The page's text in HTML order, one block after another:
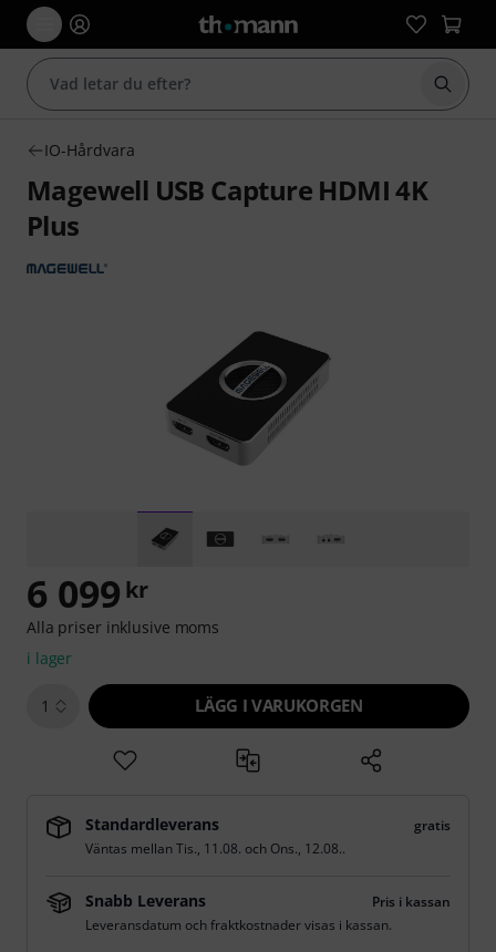
Börja
IO-Hårdvara
Magewell USB Capture HDMI 4K
Plus
6 099 kr
Alla priser inklusive moms
i lager
1 LÄGG I VARUKORGEN
Standardleverans
gratis
Väntas mellanTis., 11.08. och Ons., 12.08..
Snabb Leverans
Pris i kassan
Leveransdatum och fraktkostnader visas i kassan.